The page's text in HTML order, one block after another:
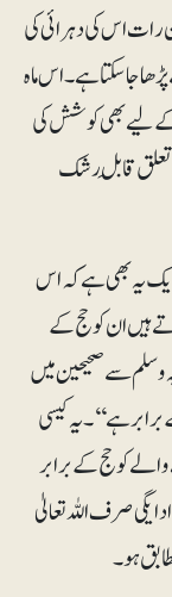
اس کی دہرائی کی
جاسکتاہے۔ اس ماہ
لیے بھی کوشش کی
قابلِ رشک
یہ بھی ہے کہ اس
ہیں ان کو حج کے
وسلم سے صحیحین میں
ہے‘‘۔ یہ کیسی
کو حج کے برابر
صرف اللہ تعالیٰ
ہو۔